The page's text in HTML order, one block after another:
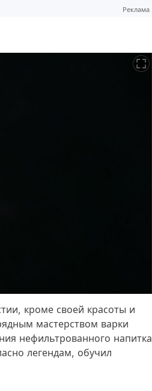
Реклама
кроме своей красоты и
мастерством варки
нефильтрованного напитка
легендам, обучил